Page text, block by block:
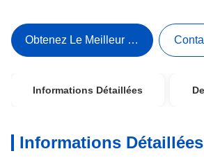
Obtenez Le Meilleur Prix
Informations Détaillées
Informations Détaillées